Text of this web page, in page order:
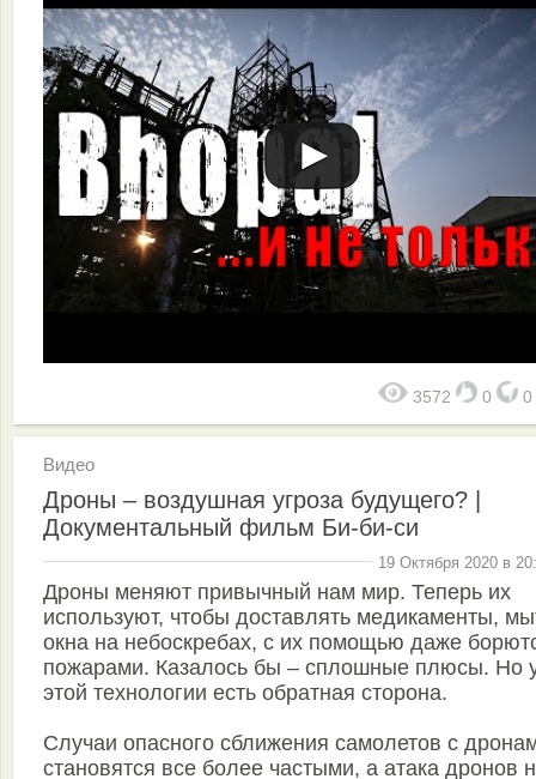
3572 0 0
Видео
Дроны – воздушная угроза будущего? |
Документальный фильм Би-би-си
19 Октября 2020 в
Дроны меняют привычный нам мир. Теперь их
используют, чтобы доставлять медикаменты,
окна на небоскребах, с их помощью даже
пожарами. Казалось бы – сплошные плюсы. Но
этой технологии есть обратная сторона.
Случаи опасного сближения самолетов с
становятся все более частыми, а атака дронов